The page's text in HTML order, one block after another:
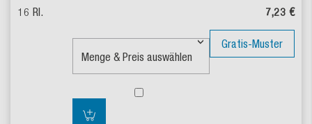
7,23 €
Gratis-Muster